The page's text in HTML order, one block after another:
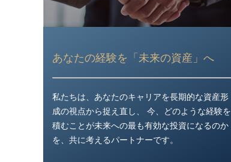
あなたの経験を「未来の資産」へ
私たちは、あなたのキャリアを長期的な資産形
成の視点から捉え直し、 今、どのような経験を
積むことが未来への最も有効な投資になるのか
を、共に考えるパートナーです。